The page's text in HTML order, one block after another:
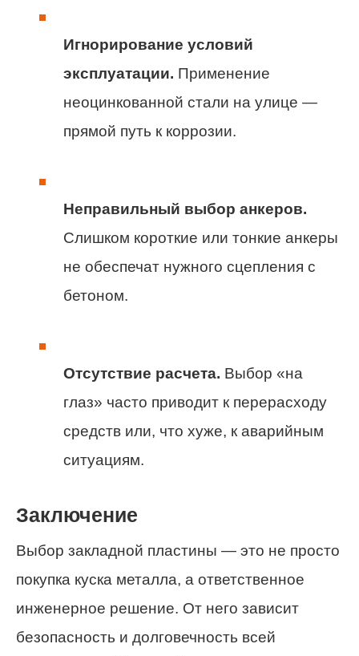
Игнорирование условий
эксплуатации. Применение
неоцинкованной стали на улице —
прямой путь к коррозии.
Неправильный выбор анкеров.
Слишком короткие или тонкие анкеры
не обеспечат нужного сцепления с
бетоном.
Отсутствие расчета. Выбор «на
глаз» часто приводит к перерасходу
средств или, что хуже, к аварийным
ситуациям.
Заключение
Выбор закладной пластины — это не просто
покупка куска металла, а ответственное
инженерное решение. От него зависит
безопасность и долговечность всей